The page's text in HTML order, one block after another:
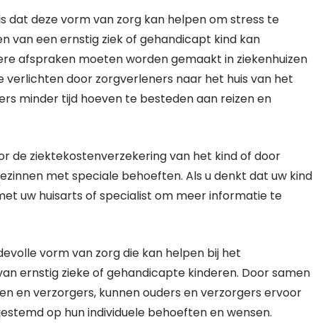
dat deze vorm van zorg kan helpen om stress te
van een ernstig ziek of gehandicapt kind kan
afspraken moeten worden gemaakt in ziekenhuizen
verlichten door zorgverleners naar het huis van het
minder tijd hoeven te besteden aan reizen en
de ziektekostenverzekering van het kind of door
met speciale behoeften. Als u denkt dat uw kind
uw huisarts of specialist om meer informatie te
vorm van zorg die kan helpen bij het
ernstig zieke of gehandicapte kinderen. Door samen
en verzorgers, kunnen ouders en verzorgers ervoor
op hun individuele behoeften en wensen.